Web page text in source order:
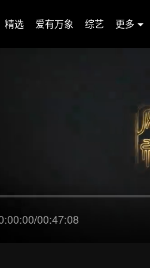
精选 爱有万象 综艺 更多